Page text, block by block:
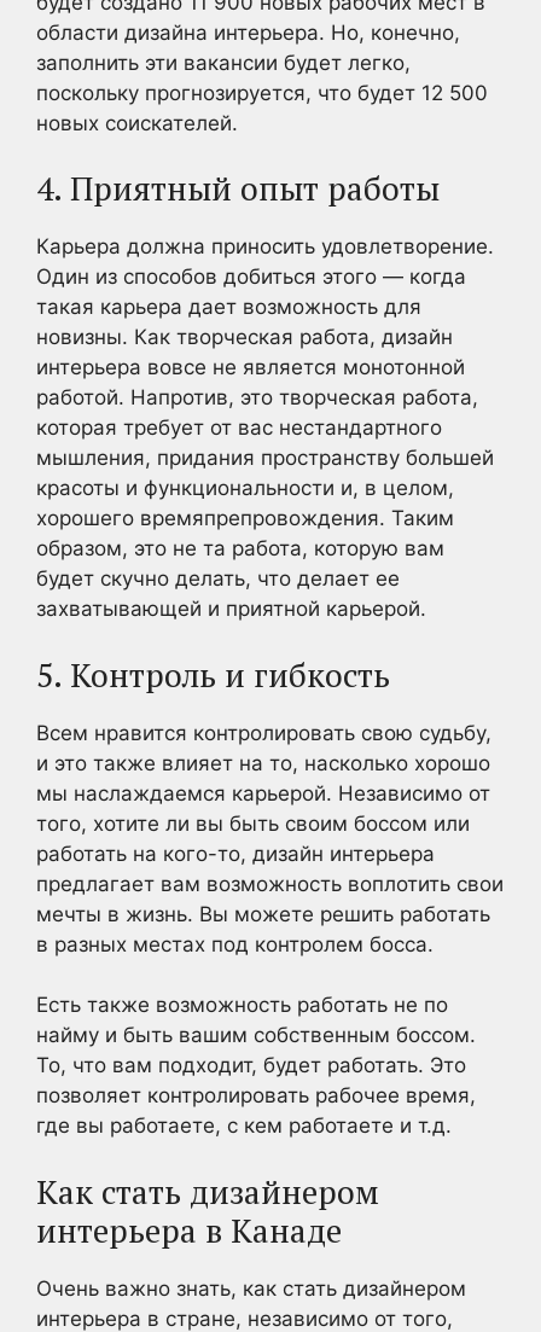
области дизайна интерьера. Но, конечно,
заполнить эти вакансии будет легко,
поскольку прогнозируется, что будет 12 500
новых соискателей.
4. Приятный опыт работы
Карьера должна приносить удовлетворение.
Один из способов добиться этого — когда
такая карьера дает возможность для
новизны. Как творческая работа, дизайн
интерьера вовсе не является монотонной
работой. Напротив, это творческая работа,
которая требует от вас нестандартного
мышления, придания пространству большей
красоты и функциональности и, в целом,
хорошего времяпрепровождения. Таким
образом, это не та работа, которую вам
будет скучно делать, что делает ее
захватывающей и приятной карьерой.
5. Контроль и гибкость
Всем нравится контролировать свою судьбу,
и это также влияет на то, насколько хорошо
мы наслаждаемся карьерой. Независимо от
того, хотите ли вы быть своим боссом или
работать на кого-то, дизайн интерьера
предлагает вам возможность воплотить свои
мечты в жизнь. Вы можете решить работать
в разных местах под контролем босса.
Есть также возможность работать не по
найму и быть вашим собственным боссом.
То, что вам подходит, будет работать. Это
позволяет контролировать рабочее время,
где вы работаете, с кем работаете и т.д.
Как стать дизайнером
интерьера в Канаде
Очень важно знать, как стать дизайнером
интерьера в стране, независимо от того,